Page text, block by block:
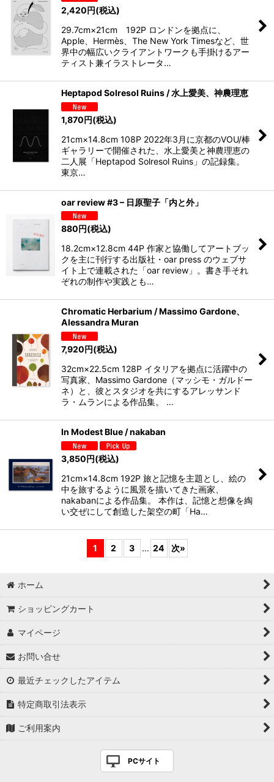
2,420円(税込)
29.7cm×21cm 192P ロンドンを拠点に、
Apple、Hermès、The New York Timesなど、世
界中の幅広いクライアントワークも手掛けるアー
ティスト兼イラストレータ…
Heptapod Solresol Ruins / 水上愛美、神農理恵
1,870円(税込)
21cm×14.8cm 108P 2022年3月に京都のVOU/棒
ギャラリーで開催された、水上愛美と神農理恵の
二人展「Heptapod Solresol Ruins」の記録集。
東京…
oar review #3 – 日原聖子「内と外」
880円(税込)
18.2cm×12.8cm 44P 作家と協働してアートブッ
クを主に刊行する出版社・oar press のウェブサ
イト上で連載された「oar review」。書き手それ
ぞれの制作や実践とも…
Chromatic Herbarium / Massimo Gardone、
Alessandra Muran
7,920円(税込)
32cm×22.5cm 128P イタリアを拠点に活躍中の
写真家、Massimo Gardone（マッシモ・ガルドー
ネ）と、彼とスタジオを共にするアレッサンド
ラ・ムランによる作品集。 …
In Modest Blue / nakaban
3,850円(税込)
21cm×14.8cm 192P 旅と記憶を主題とし、絵の
中を旅するように風景を描いてきた画家、
nakabanによる作品集。 本作は、記憶と想像を綯
い交ぜにして創造した架空の町「Ha…
1 2 3 ... 24 次»
ホーム
ショッピングカート
マイページ
お問い合せ
最近チェックしたアイテム
特定商取引法表示
ご利用案内
PCサイト